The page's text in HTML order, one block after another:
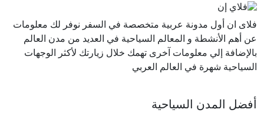
فلاى ان أول مدونة عربية متخصصة في السفر نوفر لك معلومات
عن أهم الأنشطة و المعالم السياحية في العديد من مدن العالم
بالإضافة إلي معلومات آخرى تهمك خلال زيارتك لأكثر الوجهات
السياحية شهرة في العالم العربي
أفضل المدن السياحية